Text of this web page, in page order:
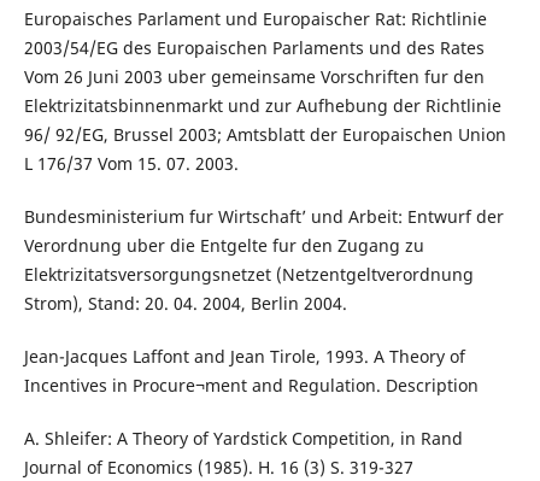
Europaisches Parlament und Europaischer Rat: Richtlinie
2003/54/EG des Europaischen Parlaments und des Rates
Vom 26 Juni 2003 uber gemeinsame Vorschriften fur den
Elektrizitatsbinnenmarkt und zur Aufhebung der Richtlinie
96/ 92/EG, Brussel 2003; Amtsblatt der Europaischen Union
L 176/37 Vom 15. 07. 2003.
Bundesministerium fur Wirtschaft’ und Arbeit: Entwurf der
Verordnung uber die Entgelte fur den Zugang zu
Elektrizitatsversorgungsnetzet (Netzentgeltverordnung
Strom), Stand: 20. 04. 2004, Berlin 2004.
Jean-Jacques Laffont and Jean Tirole, 1993. A Theory of
Incentives in Procure¬ment and Regulation. Description
A. Shleifer: A Theory of Yardstick Competition, in Rand
Journal of Economics (1985). H. 16 (3) S. 319-327